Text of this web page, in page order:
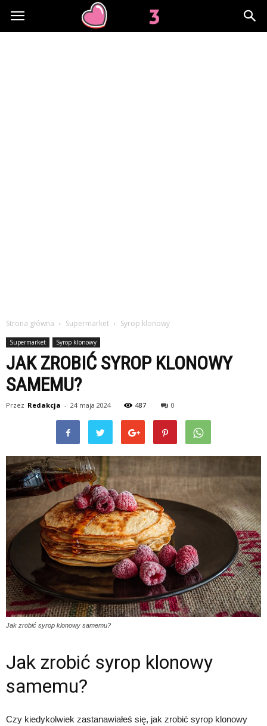
Lov3.pl
Strona główna Supermarket Syrop klonowy
Supermarket Syrop klonowy
JAK ZROBIĆ SYROP KLONOWY
SAMEMU?
Przez Redakcja - 24 maja 2024 487 0
Jak zrobić syrop klonowy samemu?
Jak zrobić syrop klonowy
samemu?
Czy kiedykolwiek zastanawiałeś się, jak zrobić syrop klonowy